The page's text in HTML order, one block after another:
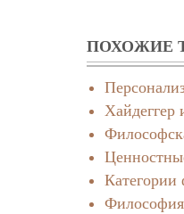
ПОХОЖИЕ
Хайдеггер
Категории
Философия